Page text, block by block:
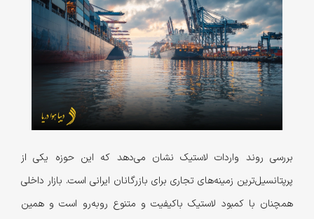
بررسی روند واردات لاستیک نشان می‌دهد که این حوزه یکی از
پرپتانسیل‌ترین زمینه‌های تجاری برای بازرگانان ایرانی است. بازار داخلی
همچنان با کمبود لاستیک باکیفیت و متنوع روبه‌رو است و همین